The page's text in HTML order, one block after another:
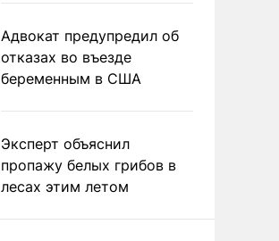
Адвокат предупредил об
отказах во въезде
беременным в США
Эксперт объяснил
пропажу белых грибов в
лесах этим летом